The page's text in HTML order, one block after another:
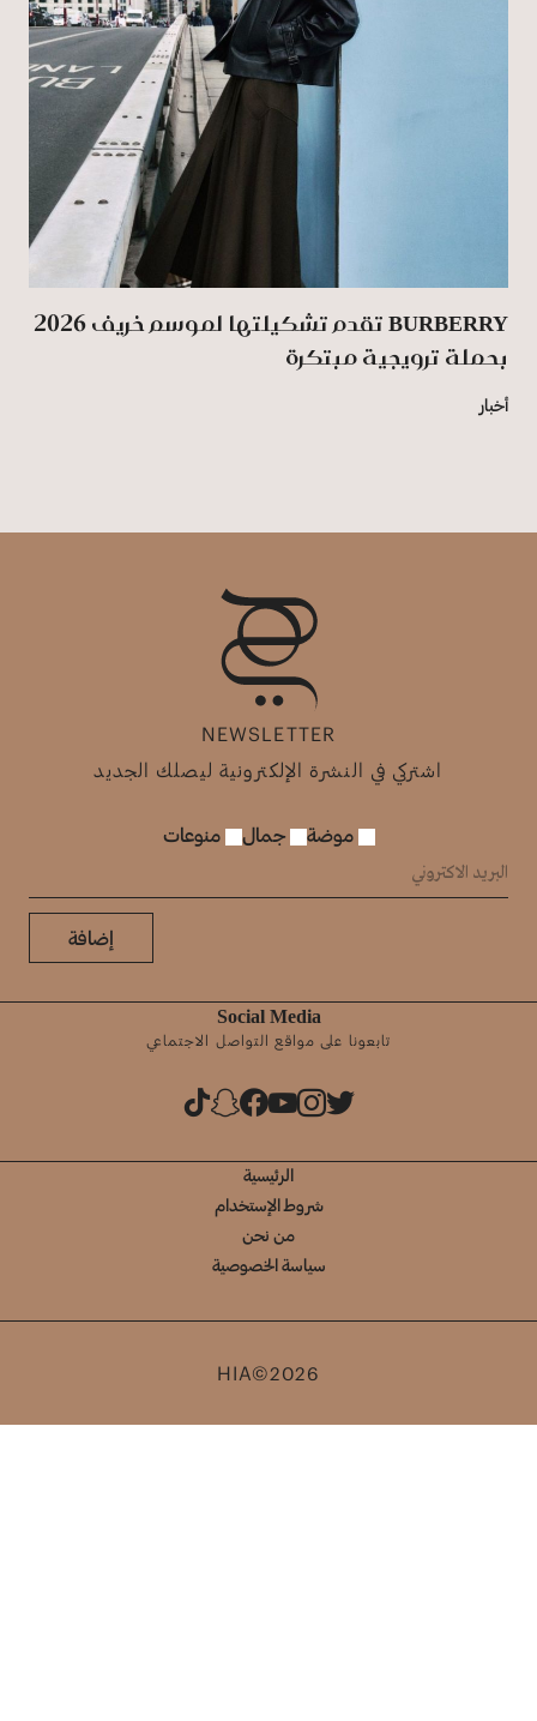
BURBERRY تقدم تشكيلتها لموسم خريف 2026
بحملة ترويجية مبتكرة
أخبار
NEWSLETTER
اشتركي في النشرة الإلكترونية ليصلك الجديد
موضة جمال منوعات
إضافة
Social Media
تابعونا على مواقع التواصل الاجتماعي
الرئيسية
شروط الإستخدام
من نحن
سياسة الخصوصية
HIA©2026